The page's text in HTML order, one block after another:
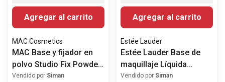
Agregar al carrito
MAC Cosmetics
MAC Base y fijador en
polvo Studio Fix Powder
Plus
Vendido por Siman
Agregar al carrito
Estée Lauder
Estée Lauder Base de
maquillaje Líquida
Double Wear Stay-in-
Vendido por Siman